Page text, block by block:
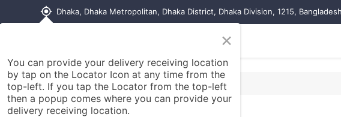
my_location Dhaka, Dhaka Metropolitan, Dhaka District, Dhaka Division, 1215, Bangladesh
Contact us
×
You can provide your delivery receiving location
by tap on the Locator Icon at any time from the
top-left. If you tap the Locator from the top-left
then a popup comes where you can provide your
delivery receiving location.